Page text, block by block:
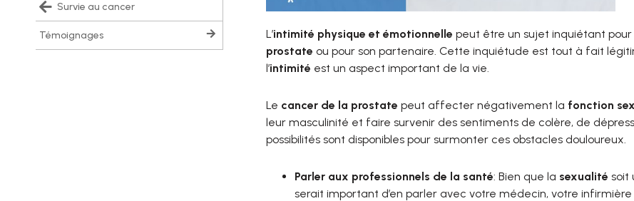
survie au cancer
témoignages L’intimité physique et émotionnelle peut être un sujet inquiétant
prostate ou pour son partenaire. Cette inquiétude est tout à fait
l’intimité est un aspect important de la vie.
Le cancer de la prostate peut affecter négativement la fonction
leur masculinité et faire survenir des sentiments de colère, de
possibilités sont disponibles pour surmonter ces obstacles douloureux.
Parler aux professionnels de la santé: Bien que la sexualité soit
serait important d’en parler avec votre médecin, votre